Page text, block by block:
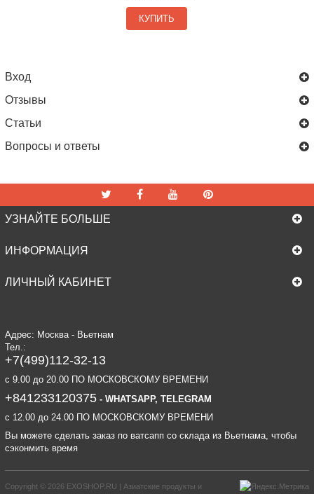
КУПИТЬ
Вход
Отзывы
Статьи
Вопросы и ответы
УЗНАЙТЕ БОЛЬШЕ
ИНФОРМАЦИЯ
ЛИЧНЫЙ КАБИНЕТ
Адрес: Москва - Вьетнам
Тел.:
+7(499)112-32-13
c 9.00 до 20.00 ПО МОСКОВСКОМУ ВРЕМЕНИ
+841233120375- WHATSAPP, TELEGRAM
c 12.00 до 24.00 ПО МОСКОВСКОМУ ВРЕМЕНИ
Вы можете сделать заказ по ватсапп со склада из Вьетнама, чтобы
сэконмить время
Copyright © 2026 EXOSHOP.RU | Азиатские продукты и